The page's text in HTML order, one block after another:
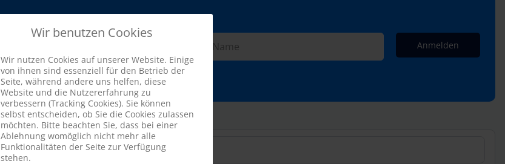
Anmelden
Wir benutzen Cookies
Wir nutzen Cookies auf unserer Website. Einige
von ihnen sind essenziell für den Betrieb der
Seite, während andere uns helfen, diese
Website und die Nutzererfahrung zu
verbessern (Tracking Cookies). Sie können
selbst entscheiden, ob Sie die Cookies zulassen
möchten. Bitte beachten Sie, dass bei einer
Ablehnung womöglich nicht mehr alle
Funktionalitäten der Seite zur Verfügung
stehen.